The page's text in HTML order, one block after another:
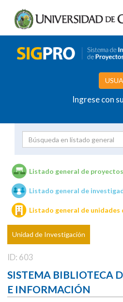
Ingrese con
Unidades de investigación
Listado general de proyectos
Listado general de
Listado general de unidades
Unidad de Investigación
ID: 603
SISTEMA BIBLIOTECA
E INFORMACIÓN